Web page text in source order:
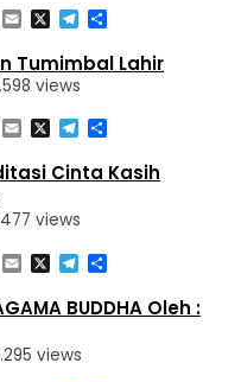
Email
X Telegram
Share
Tumimbal Lahir
views
Email
X Telegram
Share
Cinta Kasih
views
Email
X Telegram
Share
BUDDHA Oleh :
views